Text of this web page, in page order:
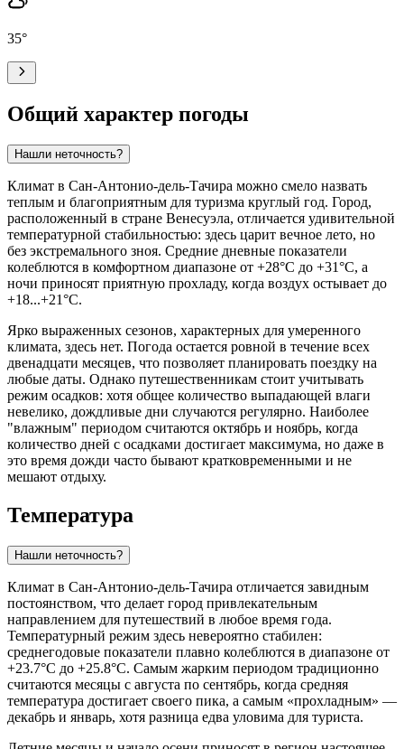
35°
Общий характер погоды
Нашли неточность?
Климат в Сан-Антонио-дель-Тачира можно смело назвать
теплым и благоприятным для туризма круглый год. Город,
расположенный в стране Венесуэла, отличается удивительной
температурной стабильностью: здесь царит вечное лето, но
без экстремального зноя. Средние дневные показатели
колеблются в комфортном диапазоне от +28°C до +31°C, а
ночи приносят приятную прохладу, когда воздух остывает до
+18...+21°C.
Ярко выраженных сезонов, характерных для умеренного
климата, здесь нет. Погода остается ровной в течение всех
двенадцати месяцев, что позволяет планировать поездку на
любые даты. Однако путешественникам стоит учитывать
режим осадков: хотя общее количество выпадающей влаги
невелико, дождливые дни случаются регулярно. Наиболее
"влажным" периодом считаются октябрь и ноябрь, когда
количество дней с осадками достигает максимума, но даже в
это время дожди часто бывают кратковременными и не
мешают отдыху.
Температура
Нашли неточность?
Климат в Сан-Антонио-дель-Тачира отличается завидным
постоянством, что делает город привлекательным
направлением для путешествий в любое время года.
Температурный режим здесь невероятно стабилен:
среднегодовые показатели плавно колеблются в диапазоне от
+23.7°C до +25.8°C. Самым жарким периодом традиционно
считаются месяцы с августа по сентябрь, когда средняя
температура достигает своего пика, а самым «прохладным» —
декабрь и январь, хотя разница едва уловима для туриста.